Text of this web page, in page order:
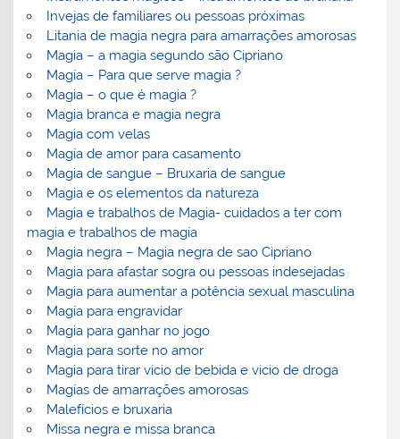
Invejas de familiares ou pessoas próximas
Litania de magia negra para amarrações amorosas
Magia – a magia segundo são Cipriano
Magia – Para que serve magia ?
Magia – o que é magia ?
Magia branca e magia negra
Magia com velas
Magia de amor para casamento
Magia de sangue – Bruxaria de sangue
Magia e os elementos da natureza
Magia e trabalhos de Magia- cuidados a ter com
magia e trabalhos de magia
Magia negra – Magia negra de sao Cipriano
Magia para afastar sogra ou pessoas indesejadas
Magia para aumentar a potência sexual masculina
Magia para engravidar
Magia para ganhar no jogo
Magia para sorte no amor
Magia para tirar vicio de bebida e vicio de droga
Magias de amarrações amorosas
Malefícios e bruxaria
Missa negra e missa branca